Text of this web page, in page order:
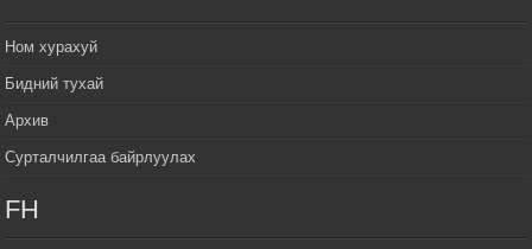
Монгол Улсын Их Хурлын дарга С.Бямбацогт
баяр наадмын мэндчилгээ дэвшүүлэв
2026 оны 7 сар 14 / 17 цаг 09 минут
УИХ-ын дарга С.Бямбацогт БНХАУ-аас Монгол
хүлээн авч уулзав
Ном хурахуй
Бидний тухай
Архив
Сурталчилгаа байрлуулах
FH